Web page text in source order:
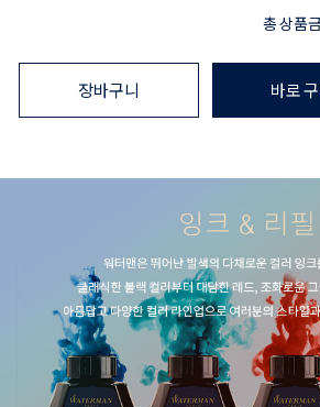
총 상품
장바구니 바로